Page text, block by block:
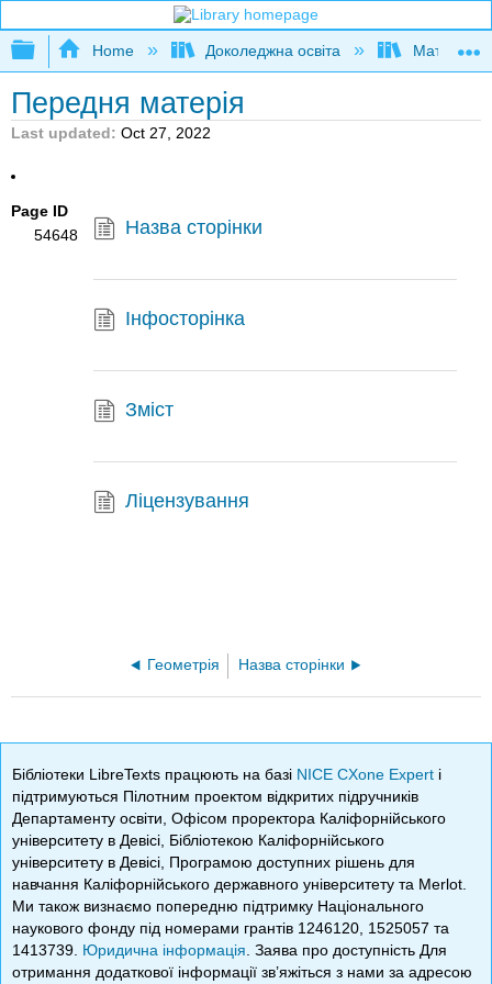
Expand/collapse global hierarchy
Home Доколеджна освіта
Передня матерія
Last updated Oct 27, 2022
Page ID
54648
Назва сторінки
Інфосторінка
Зміст
Ліцензування
Геометрія Назва сторінки
Бібліотеки LibreTexts працюють на базі NICE CXone Expert і
підтримуються Пілотним проектом відкритих підручників
Департаменту освіти, Офісом проректора Каліфорнійського
університету в Девісі, Бібліотекою Каліфорнійського
університету в Девісі, Програмою доступних рішень для
навчання Каліфорнійського державного університету та Merlot.
Ми також визнаємо попередню підтримку Національного
наукового фонду під номерами грантів 1246120, 1525057 та
1413739. Юридична інформація . Заява про доступність Для
отримання додаткової інформації зв’яжіться з нами за адресою